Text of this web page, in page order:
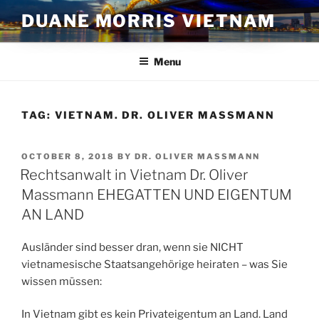
to
content
DUANE MORRIS VIETNAM
Menu
TAG: VIETNAM. DR. OLIVER MASSMANN
POSTED
ON
OCTOBER 8, 2018 BY DR. OLIVER MASSMANN
Rechtsanwalt in Vietnam Dr. Oliver
Massmann EHEGATTEN UND EIGENTUM
AN LAND
Ausländer sind besser dran, wenn sie NICHT
vietnamesische Staatsangehörige heiraten – was Sie
wissen müssen:
In Vietnam gibt es kein Privateigentum an Land. Land